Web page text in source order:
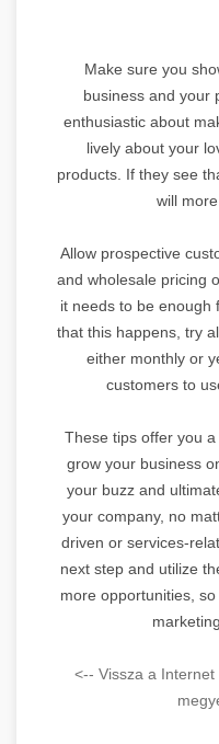
Make sure you
business and your
enthusiastic about
lively about your
products. If they see
will
Allow prospective
and wholesale pricing
it needs to be enough
that this happens, try
either monthly or
customers to
These tips offer you
grow your business
your buzz and
your company, no
driven or services-
next step and utilize
more opportunities,
<-- Vissza a